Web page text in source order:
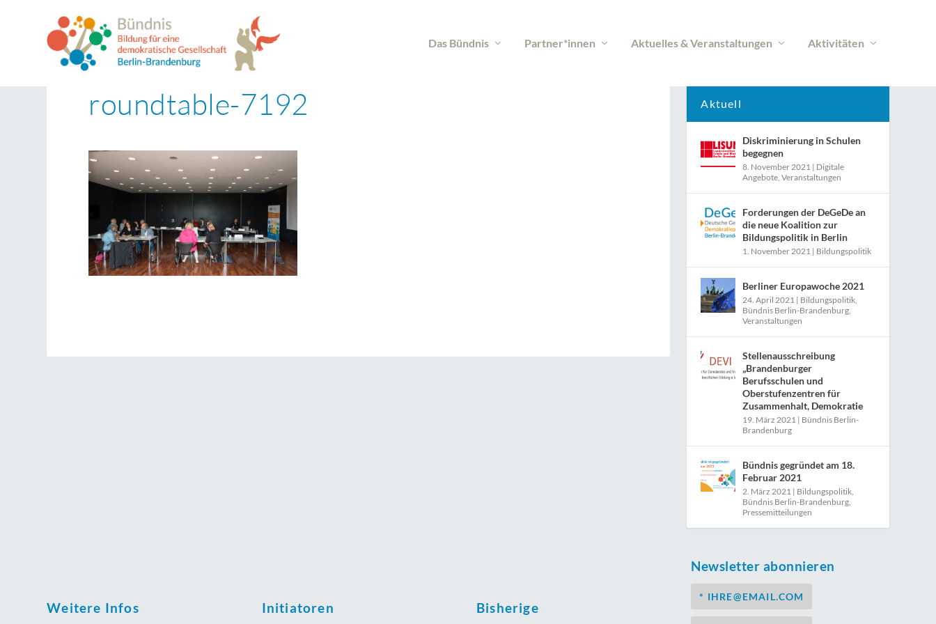
Das Bündnis Partner*innen Aktuelles & Veranstaltungen Aktivitäten
roundtable-7192 Aktuell
Diskriminierung in Schulen
begegnen
8. November 2021 | Digitale
Angebote,Veranstaltungen
Forderungen der DeGeDe an
die neue Koalition zur
Bildungspolitik in Berlin
1. November 2021 | Bildungspolitik
Berliner Europawoche 2021
24. April 2021 | Bildungspolitik,
Bündnis Berlin-Brandenburg,
Veranstaltungen
Stellenausschreibung
„Brandenburger
Berufsschulen und
Oberstufenzentren für
Zusammenhalt, Demokratie
19. März 2021 | Bündnis Berlin-
Brandenburg
Bündnis gegründet am 18.
Februar 2021
2. März 2021 | Bildungspolitik,
Bündnis Berlin-Brandenburg,
Pressemitteilungen
Weitere Infos Initiatoren
Bisherige
Newsletter abonnieren